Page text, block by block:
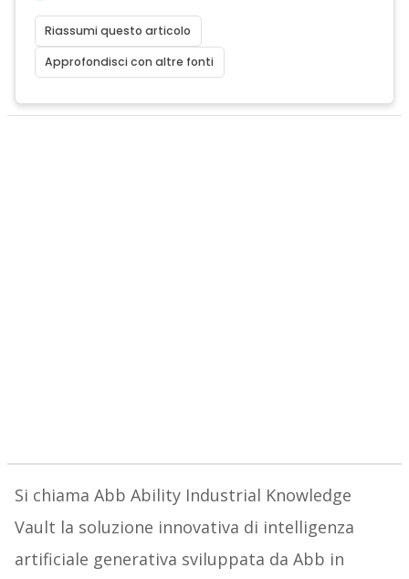
Riassumi questo articolo
Approfondisci con altre fonti
Si chiama Abb Ability Industrial Knowledge
Vault la soluzione innovativa di intelligenza
artificiale generativa sviluppata da Abb in